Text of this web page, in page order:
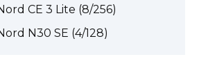
CE 3 Lite (8/256)
N30 SE (4/128)